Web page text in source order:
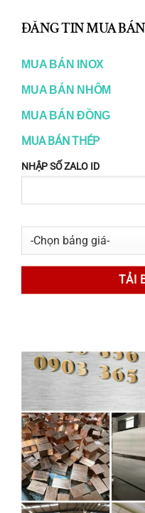
Inox 420, 410
Ưu điểm:
U inox
I inox
H inox
Ứng dụng trong:
ĐĂNG TIN MUA
MUA BÁN INOX
MUA BÁN NHÔM
MUA BÁN ĐỒNG
MUA BÁN THÉP
NHẬP SỐ ZALO ID